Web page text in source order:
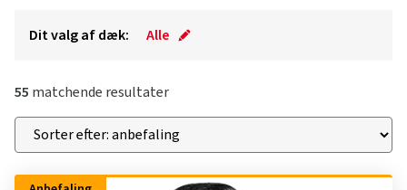
Dit valg af dæk: Alle
55 matchende resultater